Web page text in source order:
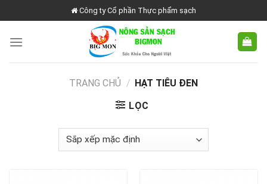
to
content
Công ty Cổ phần Thực phẩm sạch
TRANG CHỦ / HẠT TIÊU ĐEN
LỌC